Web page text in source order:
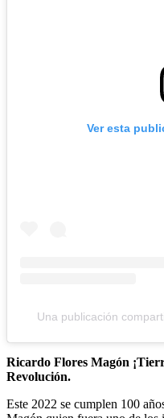
Ver esta
Una publicación
Ricardo Flores Magón
Revolución.
Este 2022 se cumplen 100